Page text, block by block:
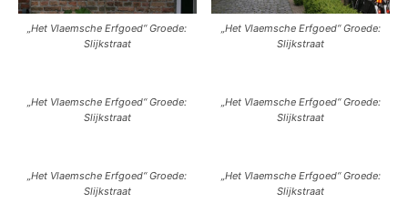
„Het Vlaemsche Erfgoed“ Groede:
Slijkstraat
„Het Vlaemsche Erfgoed“ Groede:
Slijkstraat
„Het Vlaemsche Erfgoed“ Groede:
Slijkstraat
„Het Vlaemsche Erfgoed“ Groede:
Slijkstraat
„Het Vlaemsche Erfgoed“ Groede:
Slijkstraat
„Het Vlaemsche Erfgoed“ Groede:
Slijkstraat